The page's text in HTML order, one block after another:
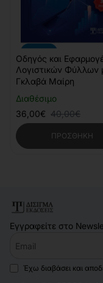
Διαθέσιμο
Οδηγός και
Λογιστικών Φύλλων
MS Excel
Γκλαβά Μαίρη
36,00€ 40,00€
ΠΡΟΣΘΉΚΗ
Εγγραφείτε στο
Έχω διαβάσει και